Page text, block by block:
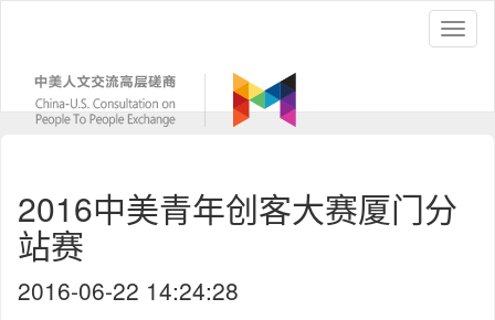
2016中美青年创客大赛厦门分
站赛
2016-06-22 14:24:28